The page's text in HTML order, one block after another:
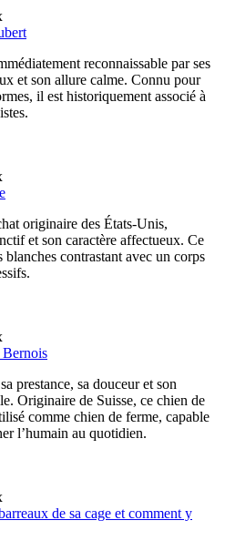
reconnaissable par ses
et son allure calme. Connu pour
il est historiquement associé à
originaire des États-Unis,
et son caractère affectueux. Ce
blanches contrastant avec un corps
prestance, sa douceur et son
Originaire de Suisse, ce chien de
comme chien de ferme, capable
l’humain au quotidien.
de sa cage et comment y